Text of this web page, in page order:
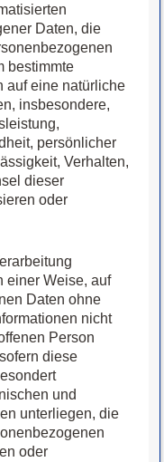
Daten, die
bestimmte
auf eine natürliche
insbesondere,
persönlicher
Verhalten,
dieser
oder
einer Weise, auf
Daten ohne
nicht
Person
diese
und
unterliegen, die
oder